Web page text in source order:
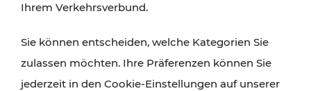
Ihrem Verkehrsverbund.
Sie können entscheiden, welche Kategorien Sie
zulassen möchten. Ihre Präferenzen können Sie
jederzeit in den Cookie-Einstellungen auf unserer